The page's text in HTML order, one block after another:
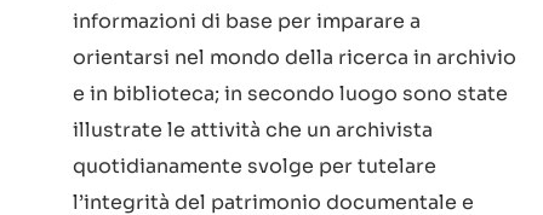
informazioni di base per imparare a
orientarsi nel mondo della ricerca in archivio
e in biblioteca; in secondo luogo sono state
illustrate le attività che un archivista
quotidianamente svolge per tutelare
l’integrità del patrimonio documentale e